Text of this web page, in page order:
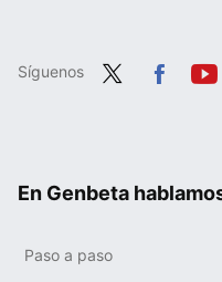
Síguenos
En Genbeta
Paso a paso